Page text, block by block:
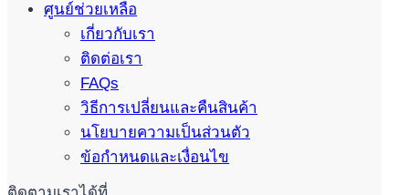
ศูนย์ช่วยเหลือ
เกี่ยวกับเรา
ติดต่อเรา
FAQs
วิธีการเปลี่ยนและคืนสินค้า
นโยบายความเป็นส่วนตัว
ข้อกำหนดและเงื่อนไข